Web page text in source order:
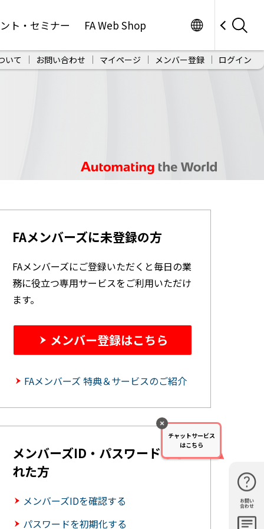
ト・セミナー FA Web Shop
いて お問い合わせ マイページ メンバー登録 ログイン
お問い
合わせ
購入・見
仕様・機
FAメンバーズに未登録の方
FAメンバーズにご登録いただくと毎日の業
務に役立つ専用サービスをご利用いただけ
ます。
メンバー登録はこちら
FAメンバーズ 特典＆サービスのご紹介
メンバーズID・パスワードを忘
れた方
メンバーズIDを確認する
パスワードを初期化する
チャットサービス
はこちら